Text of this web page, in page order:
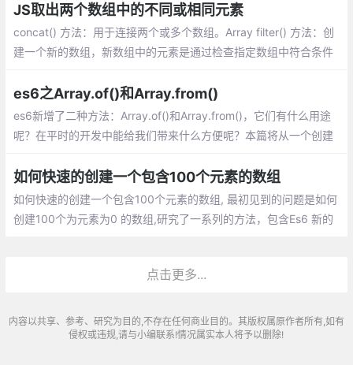
JS取出两个数组中的不同或相同元素
concat() 方法：用于连接两个或多个数组。Array filter() 方法：创
建一个新的数组，新数组中的元素是通过检查指定数组中符合条件
串中首次出现的位置。
es6之Array.of()和Array.from()
es6新增了二种方法：Array.of()和Array.from()，它们有什么用途
呢？在平时的开发中能给我们带来什么方便呢？本篇将从一个创建
如何快速的创建一个包含100个元素的数组
如何快速的创建一个包含100个元素的数组, 最初见到的问题是如何
创建100个为元素为0 的数组,研究了一系列的方法，包含Es6 新的
点击更多...
内容以共享、参考、研究为目的,不存在任何商业目的。其版权属原作者所有,如有
侵权或违规,请与小编联系!情况属实本人将予以删除!